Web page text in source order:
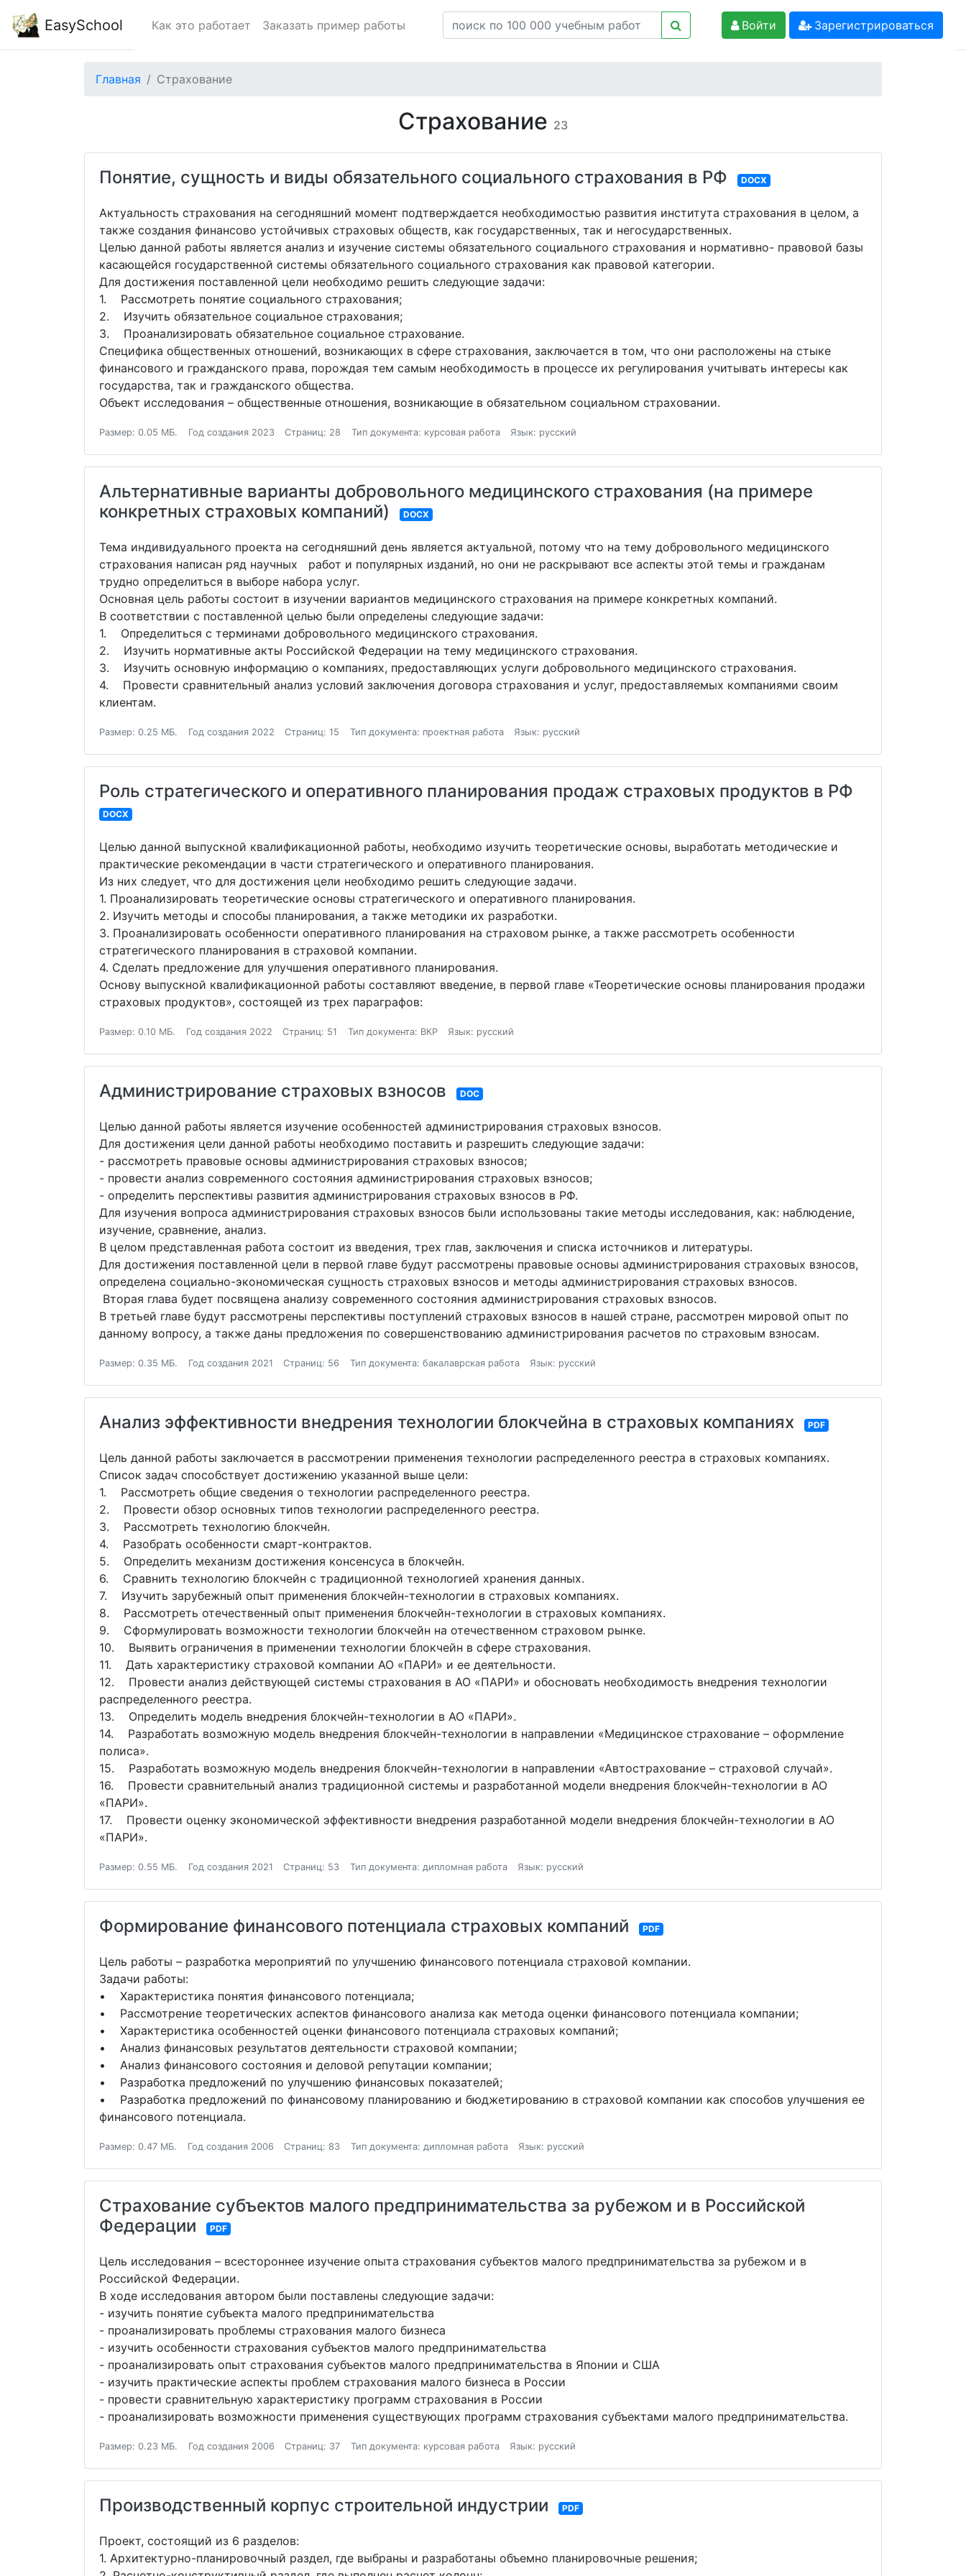
EasySchool Как это работает Заказать пример работы Войти Зарегистрироваться
Главная Страхование
Страхование 23
Понятие, сущность и виды обязательного социального страхования в РФ DOCX
Актуальность страхования на сегодняшний момент подтверждается необходимостью развития института страхования в целом, а
также создания финансово устойчивых страховых обществ, как государственных, так и негосударственных.
Целью данной работы является анализ и изучение системы обязательного социального страхования и нормативно- правовой базы
касающейся государственной системы обязательного социального страхования как правовой категории.
Для достижения поставленной цели необходимо решить следующие задачи:
1. Рассмотреть понятие социального страхования;
2. Изучить обязательное социальное страхования;
3. Проанализировать обязательное социальное страхование.
Специфика общественных отношений, возникающих в сфере страхования, заключается в том, что они расположены на стыке
финансового и гражданского права, порождая тем самым необходимость в процессе их регулирования учитывать интересы как
государства, так и гражданского общества.
Объект исследования – общественные отношения, возникающие в обязательном социальном страховании.
Размер: 0.05 МБ. Год создания 2023 Страниц: 28 Тип документа: курсовая работа Язык: русский
Альтернативные варианты добровольного медицинского страхования (на примере
конкретных страховых компаний)
DOCX
Тема индивидуального проекта на сегодняшний день является актуальной, потому что на тему добровольного медицинского
страхования написан ряд научных работ и популярных изданий, но они не раскрывают все аспекты этой темы и гражданам
трудно определиться в выборе набора услуг.
Основная цель работы состоит в изучении вариантов медицинского страхования на примере конкретных компаний.
В соответствии с поставленной целью были определены следующие задачи:
1. Определиться с терминами добровольного медицинского страхования.
2. Изучить нормативные акты Российской Федерации на тему медицинского страхования.
3. Изучить основную информацию о компаниях, предоставляющих услуги добровольного медицинского страхования.
4. Провести сравнительный анализ условий заключения договора страхования и услуг, предоставляемых компаниями своим
клиентам.
Размер: 0.25 МБ. Год создания 2022 Страниц: 15 Тип документа: проектная работа Язык: русский
Роль стратегического и оперативного планирования продаж страховых продуктов в РФ
DOCX
Целью данной выпускной квалификационной работы, необходимо изучить теоретические основы, выработать методические и
практические рекомендации в части стратегического и оперативного планирования.
Из них следует, что для достижения цели необходимо решить следующие задачи.
1. Проанализировать теоретические основы стратегического и оперативного планирования.
2. Изучить методы и способы планирования, а также методики их разработки.
3. Проанализировать особенности оперативного планирования на страховом рынке, а также рассмотреть особенности
стратегического планирования в страховой компании.
4. Сделать предложение для улучшения оперативного планирования.
Основу выпускной квалификационной работы составляют введение, в первой главе «Теоретические основы планирования продажи
страховых продуктов», состоящей из трех параграфов:
Размер: 0.10 МБ. Год создания 2022 Страниц: 51 Тип документа: ВКР Язык: русский
Администрирование страховых взносов DOC
Целью данной работы является изучение особенностей администрирования страховых взносов.
Для достижения цели данной работы необходимо поставить и разрешить следующие задачи:
- рассмотреть правовые основы администрирования страховых взносов;
- провести анализ современного состояния администрирования страховых взносов;
- определить перспективы развития администрирования страховых взносов в РФ.
Для изучения вопроса администрирования страховых взносов были использованы такие методы исследования, как: наблюдение,
изучение, сравнение, анализ.
В целом представленная работа состоит из введения, трех глав, заключения и списка источников и литературы.
Для достижения поставленной цели в первой главе будут рассмотрены правовые основы администрирования страховых взносов,
определена социально-экономическая сущность страховых взносов и методы администрирования страховых взносов.
Вторая глава будет посвящена анализу современного состояния администрирования страховых взносов.
В третьей главе будут рассмотрены перспективы поступлений страховых взносов в нашей стране, рассмотрен мировой опыт по
данному вопросу, а также даны предложения по совершенствованию администрирования расчетов по страховым взносам.
Размер: 0.35 МБ. Год создания 2021 Страниц: 56 Тип документа: бакалаврская работа Язык: русский
Анализ эффективности внедрения технологии блокчейна в страховых компаниях PDF
Цель данной работы заключается в рассмотрении применения технологии распределенного реестра в страховых компаниях.
Список задач способствует достижению указанной выше цели:
1. Рассмотреть общие сведения о технологии распределенного реестра.
2. Провести обзор основных типов технологии распределенного реестра.
3. Рассмотреть технологию блокчейн.
4. Разобрать особенности смарт-контрактов.
5. Определить механизм достижения консенсуса в блокчейн.
6. Сравнить технологию блокчейн с традиционной технологией хранения данных.
7. Изучить зарубежный опыт применения блокчейн-технологии в страховых компаниях.
8. Рассмотреть отечественный опыт применения блокчейн-технологии в страховых компаниях.
9. Сформулировать возможности технологии блокчейн на отечественном страховом рынке.
10. Выявить ограничения в применении технологии блокчейн в сфере страхования.
11. Дать характеристику страховой компании АО «ПАРИ» и ее деятельности.
12. Провести анализ действующей системы страхования в АО «ПАРИ» и обосновать необходимость внедрения технологии
распределенного реестра.
13. Определить модель внедрения блокчейн-технологии в АО «ПАРИ».
14. Разработать возможную модель внедрения блокчейн-технологии в направлении «Медицинское страхование – оформление
полиса».
15. Разработать возможную модель внедрения блокчейн-технологии в направлении «Автострахование – страховой случай».
16. Провести сравнительный анализ традиционной системы и разработанной модели внедрения блокчейн-технологии в АО
«ПАРИ».
17. Провести оценку экономической эффективности внедрения разработанной модели внедрения блокчейн-технологии в АО
«ПАРИ».
Размер: 0.55 МБ. Год создания 2021 Страниц: 53 Тип документа: дипломная работа Язык: русский
Формирование финансового потенциала страховых компаний PDF
Цель работы – разработка мероприятий по улучшению финансового потенциала страховой компании.
Задачи работы:
• Характеристика понятия финансового потенциала;
• Рассмотрение теоретических аспектов финансового анализа как метода оценки финансового потенциала компании;
• Характеристика особенностей оценки финансового потенциала страховых компаний;
• Анализ финансовых результатов деятельности страховой компании;
• Анализ финансового состояния и деловой репутации компании;
• Разработка предложений по улучшению финансовых показателей;
• Разработка предложений по финансовому планированию и бюджетированию в страховой компании как способов улучшения ее
финансового потенциала.
Размер: 0.47 МБ. Год создания 2006 Страниц: 83 Тип документа: дипломная работа Язык: русский
Страхование субъектов малого предпринимательства за рубежом и в Российской
Федерации
PDF
Цель исследования – всестороннее изучение опыта страхования субъектов малого предпринимательства за рубежом и в
Российской Федерации.
В ходе исследования автором были поставлены следующие задачи:
- изучить понятие субъекта малого предпринимательства
- проанализировать проблемы страхования малого бизнеса
- изучить особенности страхования субъектов малого предпринимательства
- проанализировать опыт страхования субъектов малого предпринимательства в Японии и США
- изучить практические аспекты проблем страхования малого бизнеса в России
- провести сравнительную характеристику программ страхования в России
- проанализировать возможности применения существующих программ страхования субъектами малого предпринимательства.
Размер: 0.23 МБ. Год создания 2006 Страниц: 37 Тип документа: курсовая работа Язык: русский
Производственный корпус строительной индустрии PDF
Проект, состоящий из 6 разделов:
1. Архитектурно-планировочный раздел, где выбраны и разработаны объемно планировочные решения;